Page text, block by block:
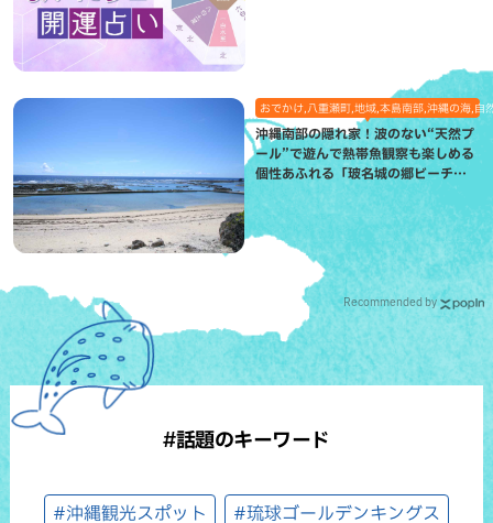
おでかけ,八重瀬町,地域,本島南部,沖縄の海,自
沖縄南部の隠れ家！波のない“天然プ
ール”で遊んで熱帯魚観察も楽しめる
個性あふれる「玻名城の郷ビーチ」
（八重瀬町）
Recommended by
#話題のキーワード
#沖縄観光スポット #琉球ゴールデンキングス